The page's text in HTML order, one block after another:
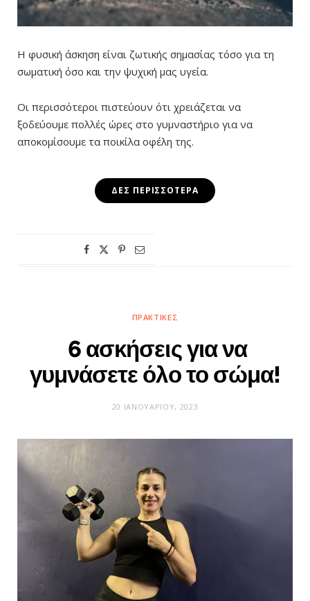
Η φυσική άσκηση είναι ζωτικής σημασίας τόσο για τη
σωματική όσο και την ψυχική μας υγεία.
Οι περισσότεροι πιστεύουν ότι χρειάζεται να
ξοδεύουμε πολλές ώρες στο γυμναστήριο για να
αποκομίσουμε τα ποικίλα οφέλη της.
ΔΕΣ ΠΕΡΙΣΣΌΤΕΡΑ
ΠΡΑΚΤΙΚΈΣ
6 ασκήσεις για να
γυμνάσετε όλο το σώμα!
20 ΙΑΝΟΥΑΡΊΟΥ, 2023